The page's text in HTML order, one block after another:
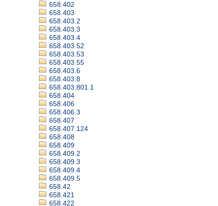
658.402
658.403
658.403.2
658.403.3
658.403.4
658.403.52
658.403.53
658.403.55
658.403.6
658.403.8
658.403.801.1
658.404
658.406
658.406.3
658.407
658.407.124
658.408
658.409
658.409.2
658.409.3
658.409.4
658.409.5
658.42
658.421
658.422